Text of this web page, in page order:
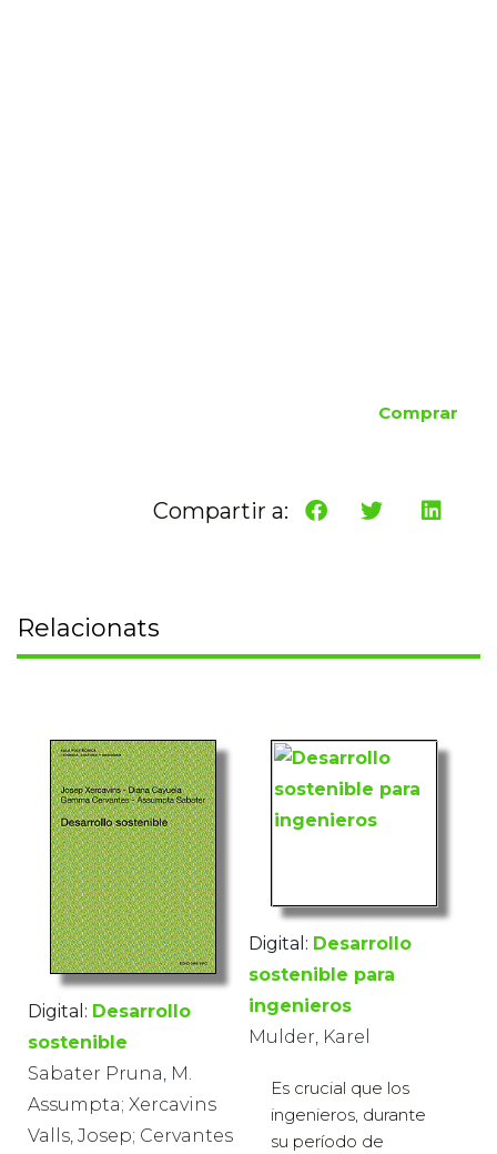
Comprar
Compartir a:
Relacionats
Digital: Desarrollo
sostenible
Sabater Pruna, M.
Assumpta; Xercavins
Valls, Josep; Cervantes
Digital: Desarrollo
sostenible para
ingenieros
Mulder, Karel
Es crucial que los
ingenieros, durante
su período de